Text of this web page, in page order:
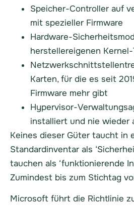
Speicher-Controller auf
mit spezieller Firmware
Hardware-
herstellereigenen
Karten, für die es seit
Firmware mehr gibt
Hypervisor-
installiert und nie wieder
Keines dieser Güter taucht in
Standardinventar als
tauchen als ‘funktionierende
Zumindest bis zum Stichtag
Microsoft führt die Richtlinie